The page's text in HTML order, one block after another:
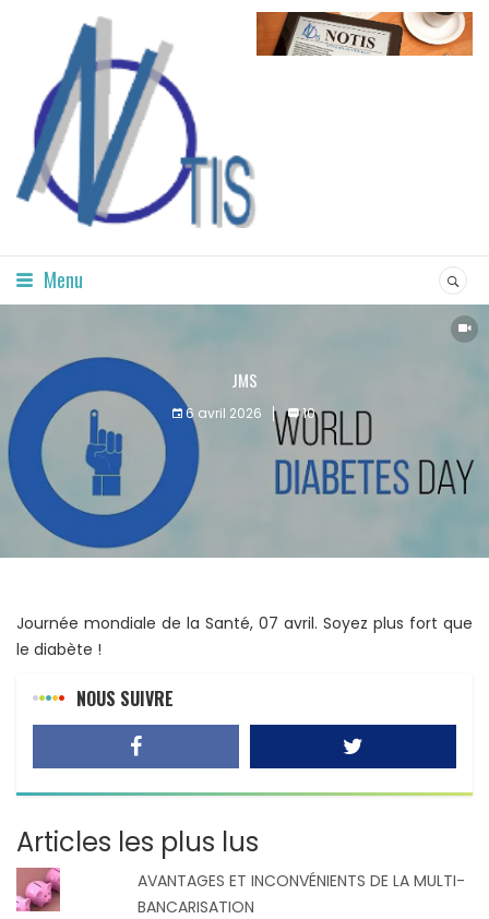
Menu
JMS
6 avril 2026 10
Journée mondiale de la Santé, 07 avril. Soyez plus fort que
le diabète !
NOUS SUIVRE
Articles les plus lus
AVANTAGES ET INCONVÉNIENTS DE LA MULTI-
BANCARISATION